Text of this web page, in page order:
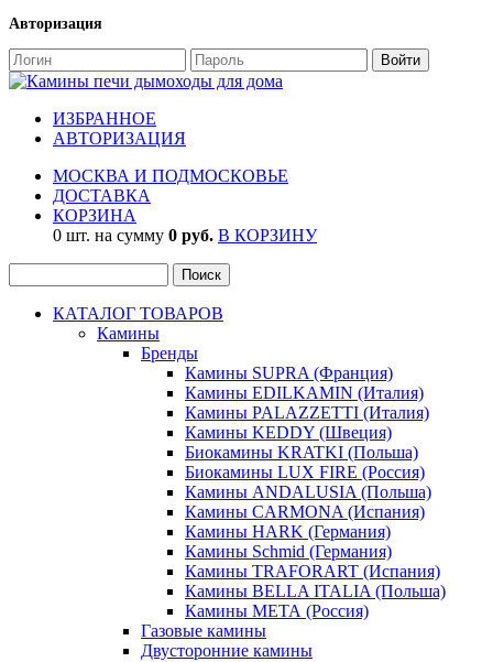
Авторизация
ИЗБРАННОЕ
АВТОРИЗАЦИЯ
МОСКВА И ПОДМОСКОВЬЕ
ДОСТАВКА
КОРЗИНА
0 шт. на сумму 0 руб. В КОРЗИНУ
КАТАЛОГ ТОВАРОВ
Камины
Бренды
Камины SUPRA (Франция)
Камины EDILKAMIN (Италия)
Камины PALAZZETTI (Италия)
Камины KEDDY (Швеция)
Биокамины KRATKI (Польша)
Биокамины LUX FIRE (Россия)
Камины ANDALUSIA (Польша)
Камины CARMONA (Испания)
Камины HARK (Германия)
Камины Schmid (Германия)
Камины TRAFORART (Испания)
Камины BELLA ITALIA (Польша)
Камины МЕТА (Россия)
Газовые камины
Двусторонние камины